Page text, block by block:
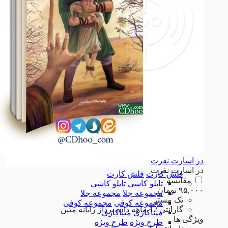
دفاع مقدس دفاع مقدس
اجتماعی اجتماعی
سیاسی سیاسی
همه دسته بندی های فلش کارت
فلش کارت فلش کارت
تابلو کاشی تابلو کاشی
مجموعه جلا مجموعه جلا
مجموعه کوفی مجموعه کوفی
میناکاری میناکاری
طرح ویژه طرح ویژه
در اسارت نفرت
در اسارت نفرت
مقایسه
۹۵,۰۰۰ تومان
تک مستر
گارانتی 12 ماهه داده پرداز رایانه متین
ویژگی ها